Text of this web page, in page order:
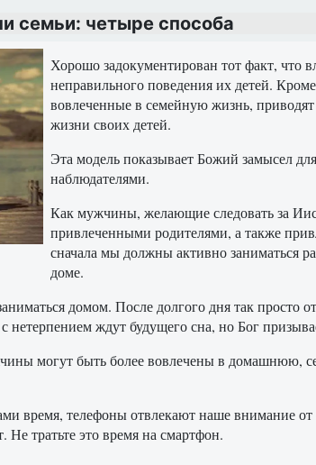
семьи: четыре способа
Хорошо задокументирован тот факт, что
неправильного поведения их детей.
вовлеченные в семейную жизнь,
жизни своих детей.
Эта модель показывает Божий замысел
наблюдателями.
Как мужчины, желающие следовать за
привлеченными родителями, а также
сначала мы должны активно заниматься
доме.
домом. После долгого дня так
нетерпением ждут будущего сна, но Бог
могут быть более вовлечены в домашнюю,
время, телефоны отвлекают наше внимание
Не тратьте это время на смартфон.